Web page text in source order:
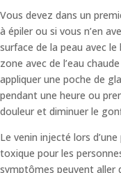
Vous devez dans un
à épiler ou si vous n’en
surface de la peau avec
zone avec de l’eau
appliquer une poche de
pendant une heure ou
douleur et diminuer le
Le venin injecté lors
toxique pour les
symptômes peuvent aller